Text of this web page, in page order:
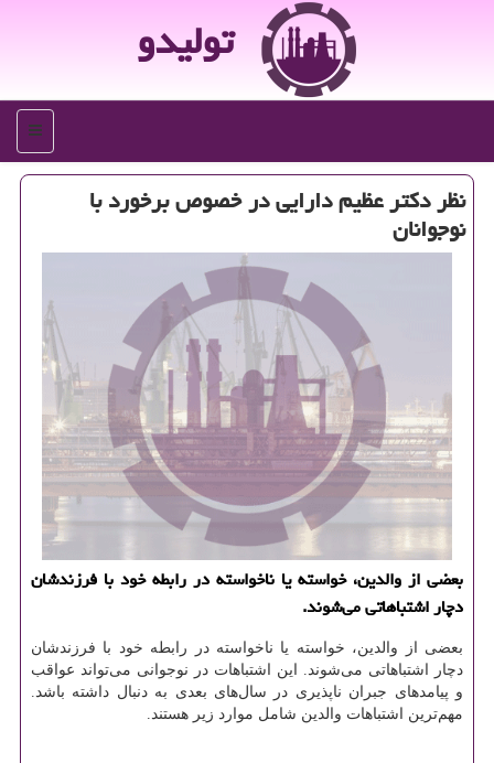
تولیدو
منو
نظر دكتر عظیم دارایی در خصوص برخورد با
نوجوانان
بعضی از والدین، خواسته یا ناخواسته در رابطه خود با فرزندشان
دچار اشتباهاتی می‌شوند.
بعضی از والدین، خواسته یا ناخواسته در رابطه خود با فرزندشان
دچار اشتباهاتی می‌شوند. این اشتباهات در نوجوانی می‌تواند عواقب
و پیامدهای جبران ناپذیری در سال‌های بعدی به دنبال داشته باشد.
مهم‌ترین اشتباهات والدین شامل موارد زیر هستند.